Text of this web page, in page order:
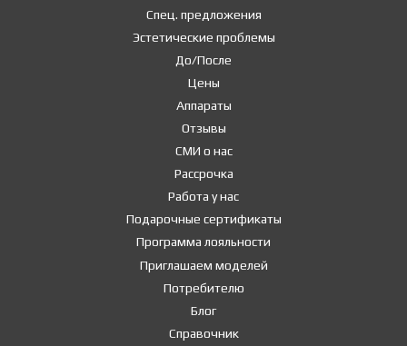
Спец. предложения
Эстетические проблемы
До/После
Цены
Аппараты
Отзывы
СМИ о нас
Рассрочка
Работа у нас
Подарочные сертификаты
Программа лояльности
Приглашаем моделей
Потребителю
Блог
Справочник